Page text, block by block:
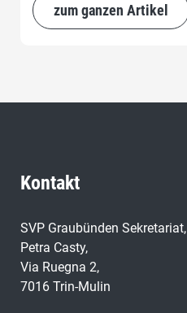
zum ganzen Artikel
Kontakt
SVP Graubünden Sekretariat,
Petra Casty,
Via Ruegna 2,
7016 Trin-Mulin